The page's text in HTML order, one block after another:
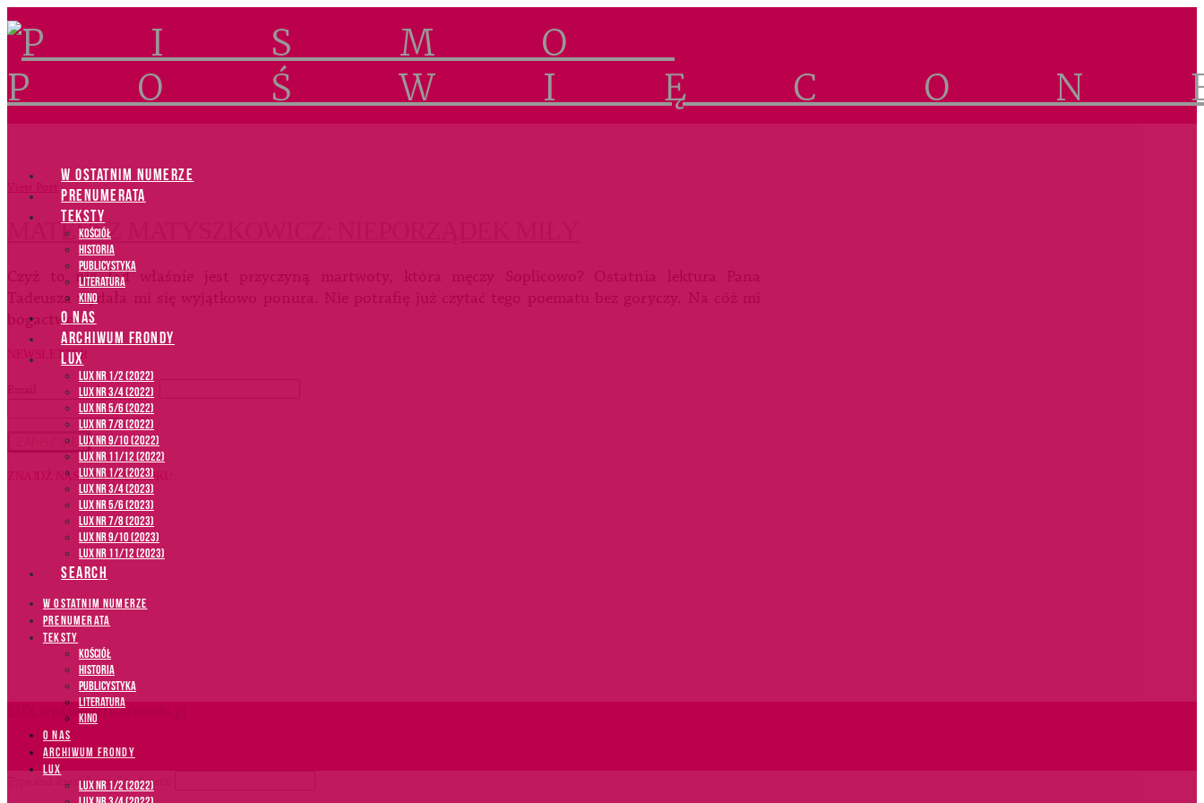
W OSTATNIM NUMERZE
PRENUMERATA
TEKSTY
Kościół
Historia
Publicystyka
Literatura
Kino
O NAS
ARCHIWUM FRONDY
LUX
LUX NR 1/2 (2022)
LUX NR 3/4 (2022)
LUX NR 5/6 (2022)
LUX NR 7/8 (2022)
LUX nr 9/10 (2022)
LUX NR 11/12 (2022)
LUX NR 1/2 (2023)
LUX NR 3/4 (2023)
LUX NR 5/6 (2023)
LUX NR 7/8 (2023)
LUX NR 9/10 (2023)
LUX NR 11/12 (2023)
SEARCH
W OSTATNIM NUMERZE
PRENUMERATA
TEKSTY
Kościół
Historia
Publicystyka
Literatura
Kino
O NAS
ARCHIWUM FRONDY
LUX
LUX NR 1/2 (2022)
View Post
MATEUSZ MATYSZKOWICZ: NIEPORZĄDEK MIŁY
Czyż to nie ład właśnie jest przyczyną martwoty, która męczy Soplicowo? Ostatnia lektura Pana
Tadeusza wydała mi się wyjątkowo ponura. Nie potrafię już czytać tego poematu bez goryczy. Na cóż mi
bogactwo …
NEWSLETTER
Email*
ZNAJDŹ NAS NA FACEBOOKU:
LUX.wydawnictwofronda.pl
Type and Press “enter” to Search